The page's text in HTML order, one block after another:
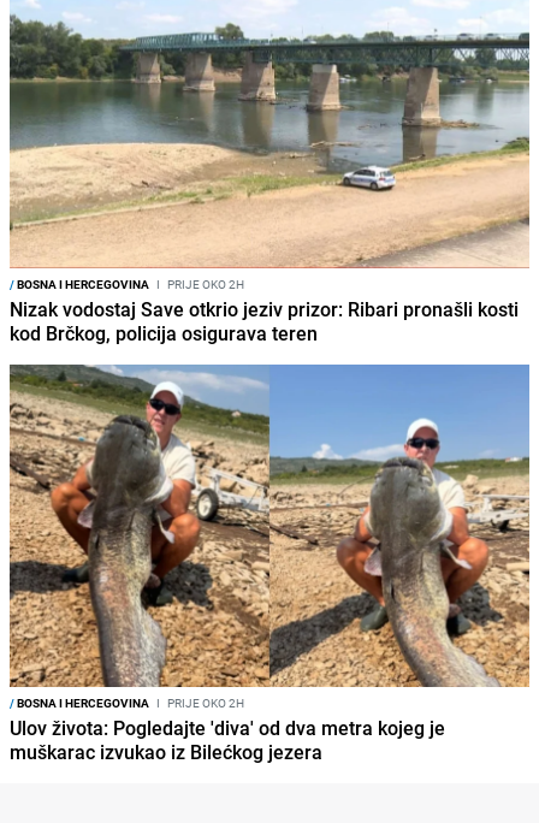
/BOSNA I HERCEGOVINA I PRIJE OKO 2H
Nizak vodostaj Save otkrio jeziv prizor: Ribari pronašli kosti
kod Brčkog, policija osigurava teren
/BOSNA I HERCEGOVINA I PRIJE OKO 2H
Ulov života: Pogledajte 'diva' od dva metra kojeg je
muškarac izvukao iz Bilećkog jezera